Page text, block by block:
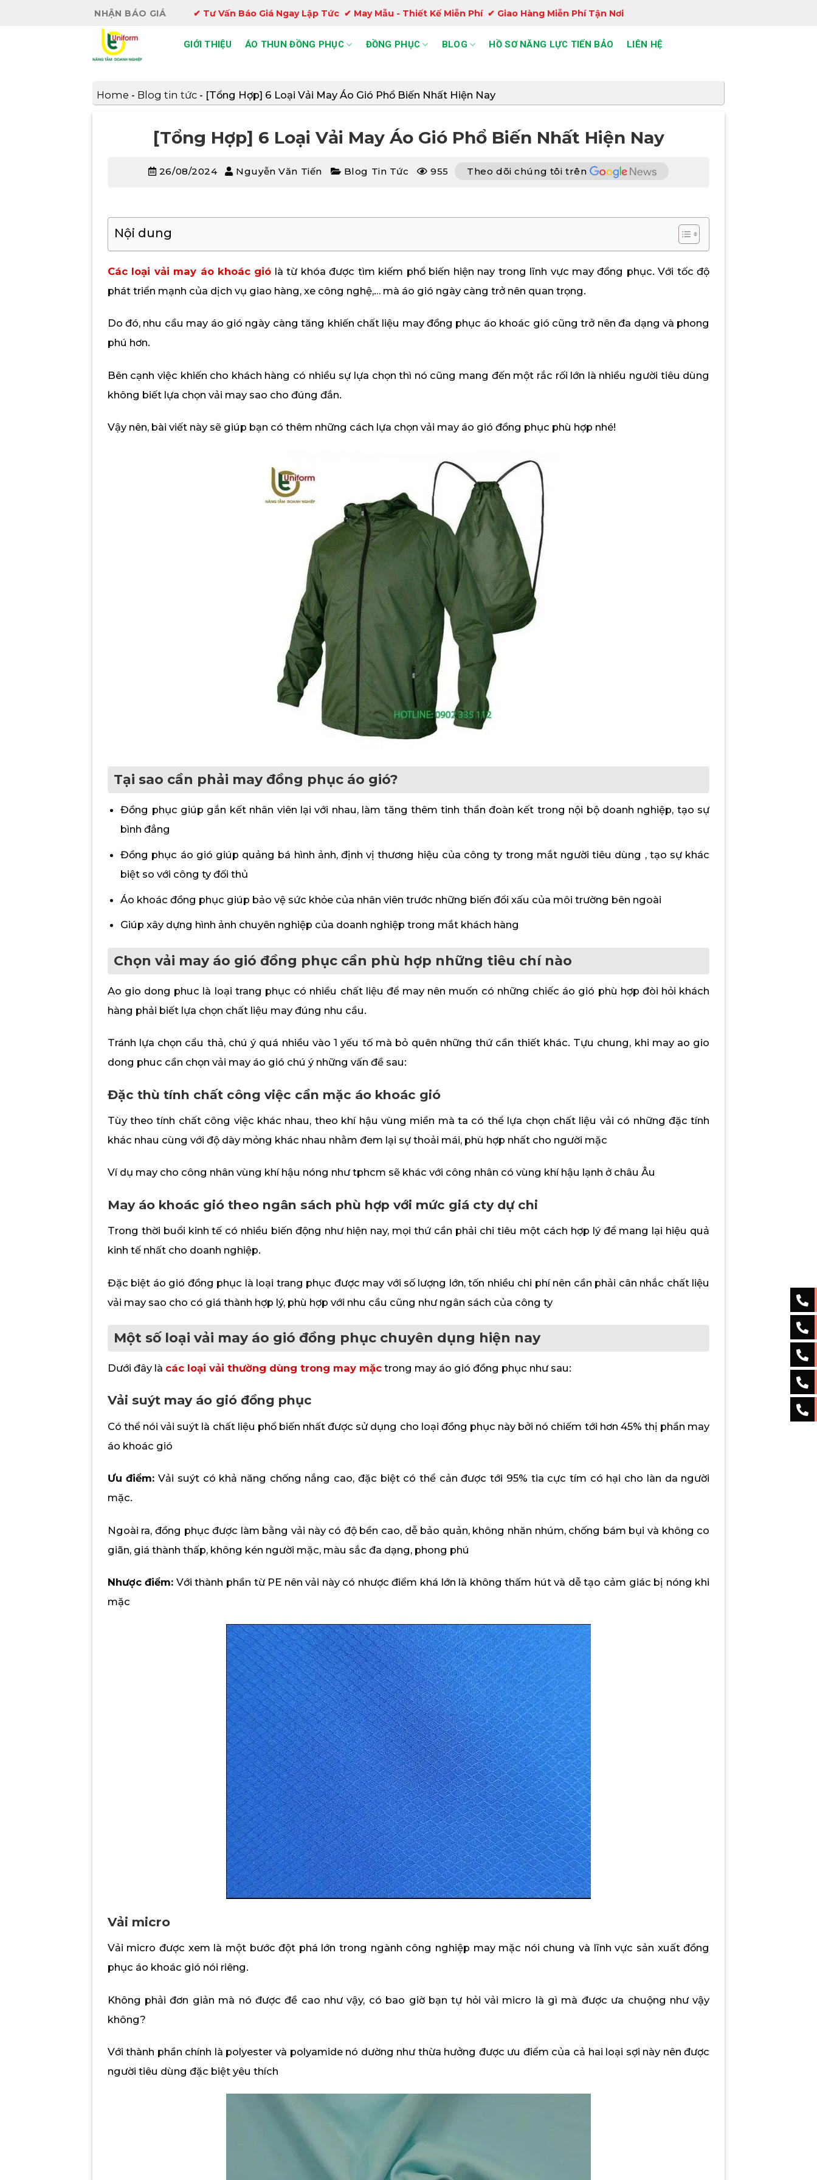
NHẬN BÁO GIÁ ✔ Tư Vấn Báo Giá Ngay Lập Tức ✔ May Mẫu - Thiết Kế Miễn Phí ✔ Giao Hàng Miễn Phí Tận Nơi
GIỚI THIỆU ÁO THUN ĐỒNG PHỤC ĐỒNG PHỤC BLOG HỒ SƠ NĂNG LỰC TIẾN BẢO LIÊN HỆ
Home - Blog tin tức - [Tổng Hợp] 6 Loại Vải May Áo Gió Phổ Biến Nhất Hiện Nay
[Tổng Hợp] 6 Loại Vải May Áo Gió Phổ Biến Nhất Hiện Nay
26/08/2024 Nguyễn Văn Tiến Blog Tin Tức 955 Theo dõi chúng tôi trên
Nội dung
Các loại vải may áo khoác gió là từ khóa được tìm kiếm phổ biến hiện nay trong lĩnh vực may đồng phục. Với tốc độ
phát triển mạnh của dịch vụ giao hàng, xe công nghệ,… mà áo gió ngày càng trở nên quan trọng.
Do đó, nhu cầu may áo gió ngày càng tăng khiến chất liệu may đồng phục áo khoác gió cũng trở nên đa dạng và phong
phú hơn.
Bên cạnh việc khiến cho khách hàng có nhiều sự lựa chọn thì nó cũng mang đến một rắc rối lớn là nhiều người tiêu dùng
không biết lựa chọn vải may sao cho đúng đắn.
Vậy nên, bài viết này sẽ giúp bạn có thêm những cách lựa chọn vải may áo gió đồng phục phù hợp nhé!
Tại sao cần phải may đồng phục áo gió?
Đồng phục giúp gắn kết nhân viên lại với nhau, làm tăng thêm tinh thần đoàn kết trong nội bộ doanh nghiệp, tạo sự
bình đẳng
Đồng phục áo gió giúp quảng bá hình ảnh, định vị thương hiệu của công ty trong mắt người tiêu dùng , tạo sự khác
biệt so với công ty đối thủ
Áo khoác đồng phục giúp bảo vệ sức khỏe của nhân viên trước những biến đổi xấu của môi trường bên ngoài
Giúp xây dựng hình ảnh chuyên nghiệp của doanh nghiệp trong mắt khách hàng
Chọn vải may áo gió đồng phục cần phù hợp những tiêu chí nào
Ao gio dong phuc là loại trang phục có nhiều chất liệu để may nên muốn có những chiếc áo gió phù hợp đòi hỏi khách
hàng phải biết lựa chọn chất liệu may đúng nhu cầu.
Tránh lựa chọn cẩu thả, chú ý quá nhiều vào 1 yếu tố mà bỏ quên những thứ cần thiết khác. Tựu chung, khi may ao gio
dong phuc cần chọn vải may áo gió chú ý những vấn đề sau:
Đặc thù tính chất công việc cần mặc áo khoác gió
Tùy theo tính chất công việc khác nhau, theo khí hậu vùng miền mà ta có thể lựa chọn chất liệu vải có những đặc tính
khác nhau cùng với độ dày mỏng khác nhau nhằm đem lại sự thoải mái, phù hợp nhất cho người mặc
Ví dụ may cho công nhân vùng khí hậu nóng như tphcm sẽ khác với công nhân có vùng khí hậu lạnh ở châu Âu
May áo khoác gió theo ngân sách phù hợp với mức giá cty dự chi
Trong thời buổi kinh tế có nhiều biến động như hiện nay, mọi thứ cần phải chi tiêu một cách hợp lý để mang lại hiệu quả
kinh tế nhất cho doanh nghiệp.
Đặc biệt áo gió đồng phục là loại trang phục được may với số lượng lớn, tốn nhiều chi phí nên cần phải cân nhắc chất liệu
vải may sao cho có giá thành hợp lý, phù hợp với nhu cầu cũng như ngân sách của công ty
Một số loại vải may áo gió đồng phục chuyên dụng hiện nay
Dưới đây là các loại vải thường dùng trong may mặctrong may áo gió đồng phục như sau:
Vải suýt may áo gió đồng phục
Có thể nói vải suýt là chất liệu phổ biến nhất được sử dụng cho loại đồng phục này bởi nó chiếm tới hơn 45% thị phần may
áo khoác gió
Ưu điểm: Vải suýt có khả năng chống nắng cao, đặc biệt có thể cản được tới 95% tia cực tím có hại cho làn da người
mặc.
Ngoài ra, đồng phục được làm bằng vải này có độ bền cao, dễ bảo quản, không nhăn nhúm, chống bám bụi và không co
giãn, giá thành thấp, không kén người mặc, màu sắc đa dạng, phong phú
Nhược điểm: Với thành phần từ PE nên vải này có nhược điểm khá lớn là không thấm hút và dễ tạo cảm giác bị nóng khi
mặc
Vải micro
Vải micro được xem là một bước đột phá lớn trong ngành công nghiệp may mặc nói chung và lĩnh vực sản xuất đồng
phục áo khoác gió nói riêng.
Không phải đơn giản mà nó được đề cao như vậy, có bao giờ bạn tự hỏi vải micro là gì mà được ưa chuộng như vậy
không?
Với thành phần chính là polyester và polyamide nó dường như thừa hưởng được ưu điểm của cả hai loại sợi này nên được
người tiêu dùng đặc biệt yêu thích